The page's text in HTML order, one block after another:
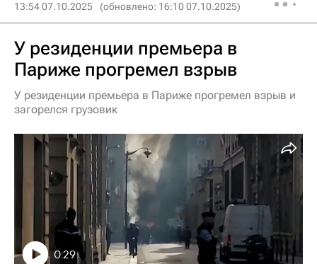
13:54 07.10.2025 (обновлено: 16:10 07.10.2025)
У резиденции премьера в
Париже прогремел взрыв
У резиденции премьера в Париже прогремел взрыв и
загорелся грузовик
0:29